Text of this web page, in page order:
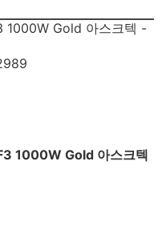
1000W Gold 아스크텍 -
1000W Gold 아스크텍